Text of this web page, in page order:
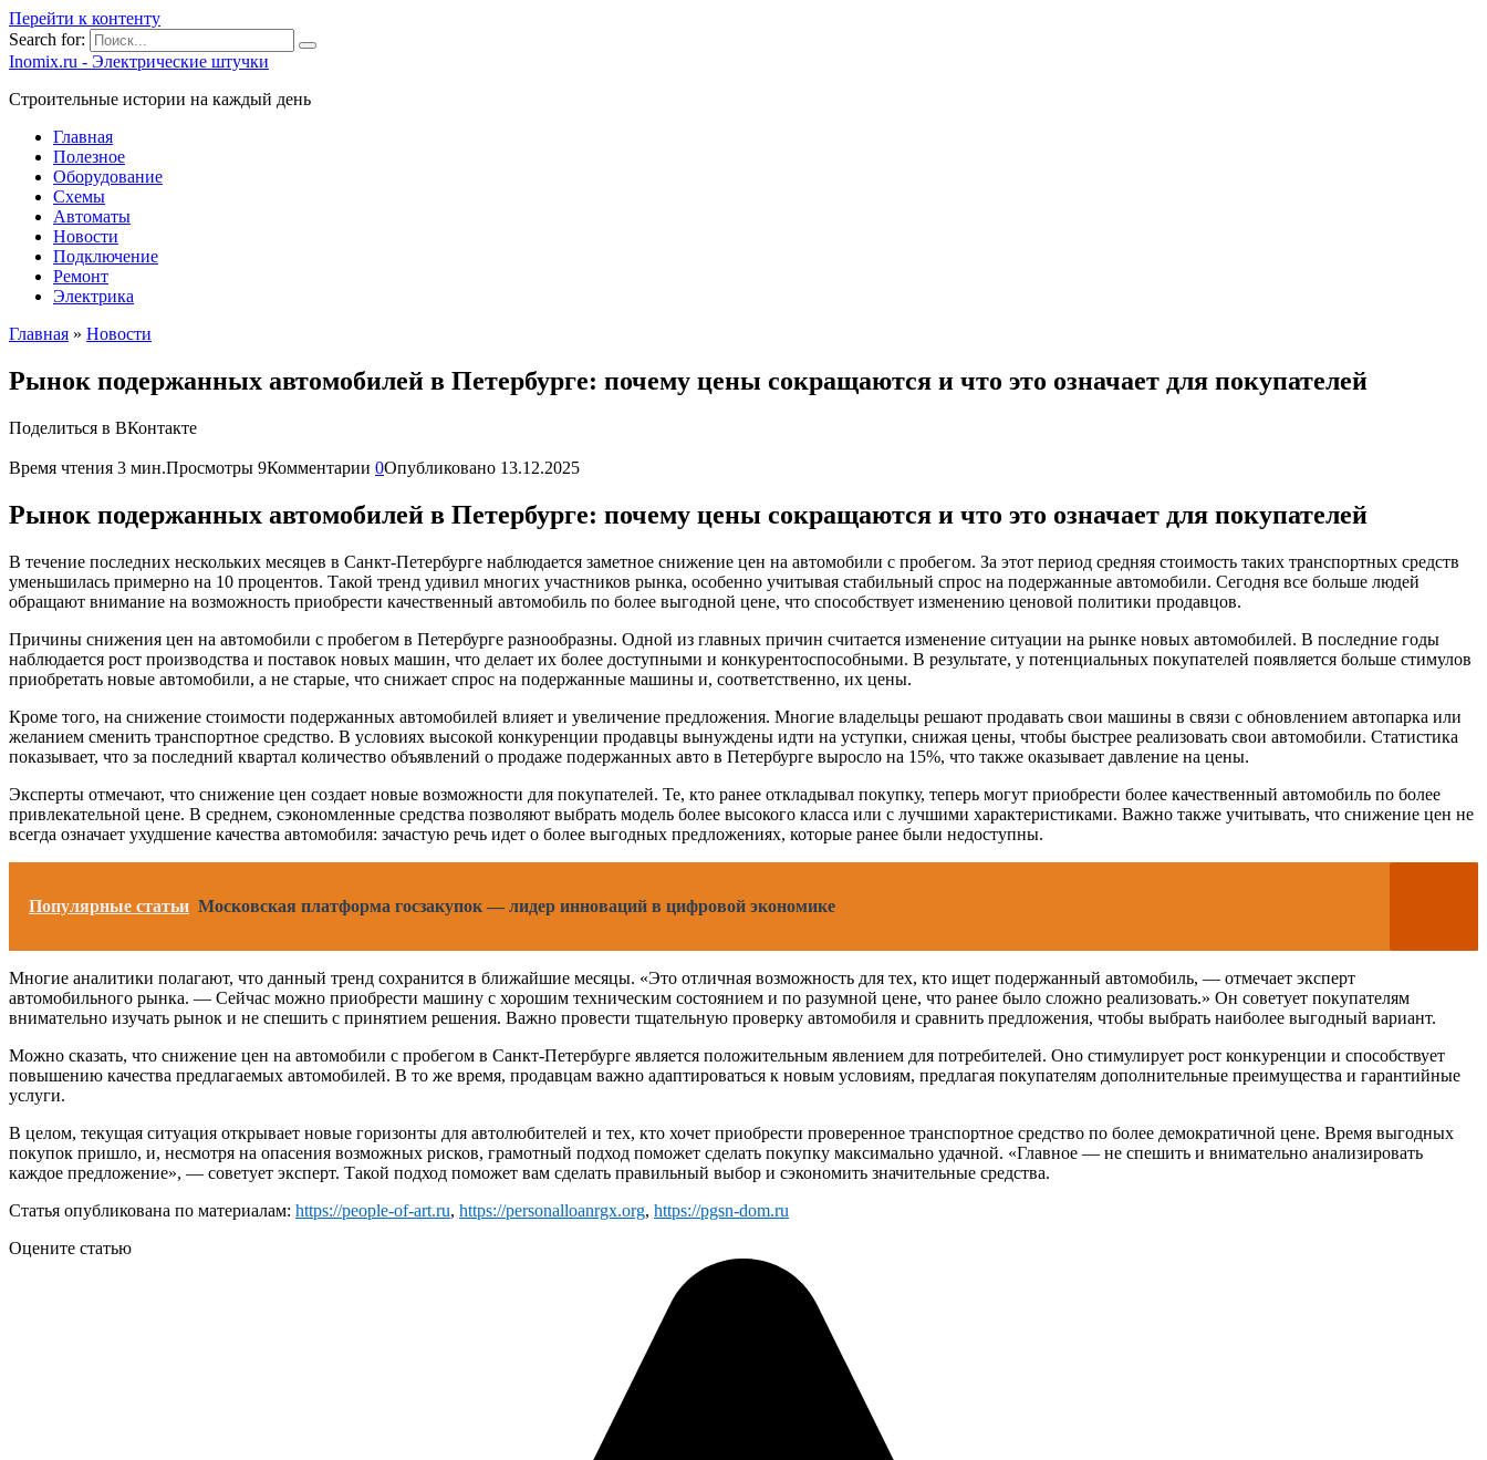
Перейти к контенту
Search for:
Inomix.ru - Электрические штучки
Cтроительные истории на каждый день
Главная
Полезное
Оборудование
Схемы
Автоматы
Новости
Подключение
Ремонт
Электрика
Главная » Новости
Рынок подержанных автомобилей в Петербурге: почему цены сокращаются и что это означает для покупателей
Поделиться в ВКонтакте
Время чтения 3 мин.Просмотры 9Комментарии 0Опубликовано 13.12.2025
Рынок подержанных автомобилей в Петербурге: почему цены сокращаются и что это означает для покупателей
В течение последних нескольких месяцев в Санкт-Петербурге наблюдается заметное снижение цен на автомобили с пробегом. За этот период средняя стоимость таких транспортных средств
уменьшилась примерно на 10 процентов. Такой тренд удивил многих участников рынка, особенно учитывая стабильный спрос на подержанные автомобили. Сегодня все больше людей
обращают внимание на возможность приобрести качественный автомобиль по более выгодной цене, что способствует изменению ценовой политики продавцов.
Причины снижения цен на автомобили с пробегом в Петербурге разнообразны. Одной из главных причин считается изменение ситуации на рынке новых автомобилей. В последние годы
наблюдается рост производства и поставок новых машин, что делает их более доступными и конкурентоспособными. В результате, у потенциальных покупателей появляется больше стимулов
приобретать новые автомобили, а не старые, что снижает спрос на подержанные машины и, соответственно, их цены.
Кроме того, на снижение стоимости подержанных автомобилей влияет и увеличение предложения. Многие владельцы решают продавать свои машины в связи с обновлением автопарка или
желанием сменить транспортное средство. В условиях высокой конкуренции продавцы вынуждены идти на уступки, снижая цены, чтобы быстрее реализовать свои автомобили. Статистика
показывает, что за последний квартал количество объявлений о продаже подержанных авто в Петербурге выросло на 15%, что также оказывает давление на цены.
Эксперты отмечают, что снижение цен создает новые возможности для покупателей. Те, кто ранее откладывал покупку, теперь могут приобрести более качественный автомобиль по более
привлекательной цене. В среднем, сэкономленные средства позволяют выбрать модель более высокого класса или с лучшими характеристиками. Важно также учитывать, что снижение цен не
всегда означает ухудшение качества автомобиля: зачастую речь идет о более выгодных предложениях, которые ранее были недоступны.
Популярные статьи Московская платформа госзакупок — лидер инноваций в цифровой экономике
Многие аналитики полагают, что данный тренд сохранится в ближайшие месяцы. «Это отличная возможность для тех, кто ищет подержанный автомобиль, — отмечает эксперт
автомобильного рынка. — Сейчас можно приобрести машину с хорошим техническим состоянием и по разумной цене, что ранее было сложно реализовать.» Он советует покупателям
внимательно изучать рынок и не спешить с принятием решения. Важно провести тщательную проверку автомобиля и сравнить предложения, чтобы выбрать наиболее выгодный вариант.
Можно сказать, что снижение цен на автомобили с пробегом в Санкт-Петербурге является положительным явлением для потребителей. Оно стимулирует рост конкуренции и способствует
повышению качества предлагаемых автомобилей. В то же время, продавцам важно адаптироваться к новым условиям, предлагая покупателям дополнительные преимущества и гарантийные
услуги.
В целом, текущая ситуация открывает новые горизонты для автолюбителей и тех, кто хочет приобрести проверенное транспортное средство по более демократичной цене. Время выгодных
покупок пришло, и, несмотря на опасения возможных рисков, грамотный подход поможет сделать покупку максимально удачной. «Главное — не спешить и внимательно анализировать
каждое предложение», — советует эксперт. Такой подход поможет вам сделать правильный выбор и сэкономить значительные средства.
Статья опубликована по материалам: https://people-of-art.ru, https://personalloanrgx.org, https://pgsn-dom.ru
Оцените статью